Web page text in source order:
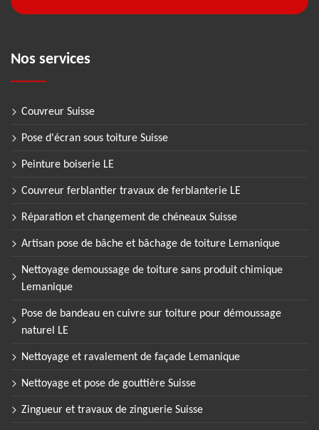
Nos services
Couvreur Suisse
Pose d'écran sous toiture Suisse
Peinture boiserie LE
Couvreur ferblantier travaux de ferblanterie LE
Réparation et changement de chéneaux Suisse
Artisan pose de bâche et bâchage de toiture Lemanique
Nettoyage demoussage de toiture sans produit chimique
Lemanique
Pose de bandeau en cuivre sur toiture pour démoussage
naturel LE
Nettoyage et ravalement de façade Lemanique
Nettoyage et pose de gouttière Suisse
Zingueur et travaux de zinguerie Suisse